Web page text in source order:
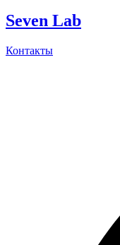
Seven Lab
Контакты